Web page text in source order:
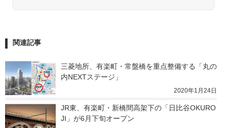
関連記事
三菱地所、有楽町・常盤橋を重点整備する「丸の
内NEXTステージ」
2020年1月24日
JR東、有楽町・新橋間高架下の「日比谷OKURO
JI」が6月下旬オープン